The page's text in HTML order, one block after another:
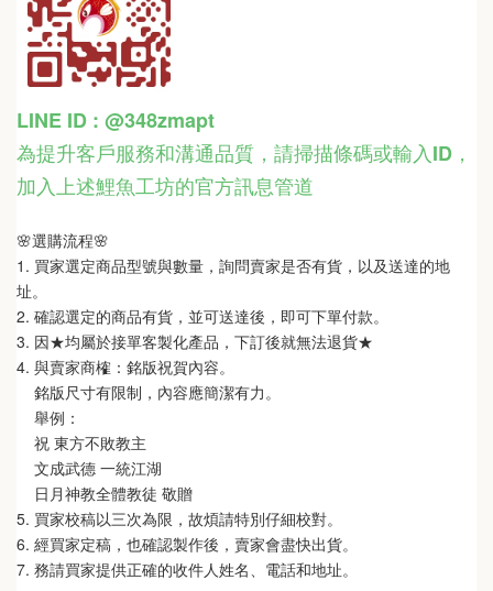
LINE ID : @348zmapt
為提升客戶服務和溝通品質，請掃描條碼或輸入ID ，
加入上述鯉魚工坊的官方訊息管道
🌸選購流程🌸
1. 買家選定商品型號與數量，詢問賣家是否有貨，以及送達的地
址。
2. 確認選定的商品有貨，並可送達後，即可下單付款。
3. 因★均屬於接單客製化產品，下訂後就無法退貨★
4. 與賣家商榷：銘版祝賀內容。
銘版尺寸有限制，內容應簡潔有力。
舉例：
祝 東方不敗教主
文成武德 一統江湖
日月神教全體教徒 敬贈
5. 買家校稿以三次為限，故煩請特別仔細校對。
6. 經買家定稿，也確認製作後，賣家會盡快出貨。
7. 務請買家提供正確的收件人姓名、電話和地址。